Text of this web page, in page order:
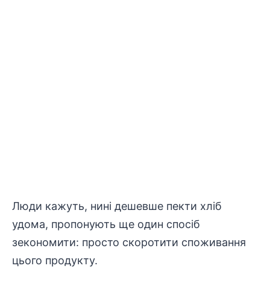
Люди кажуть, нині дешевше пекти хліб
удома, пропонують ще один спосіб
зекономити: просто скоротити споживання
цього продукту.